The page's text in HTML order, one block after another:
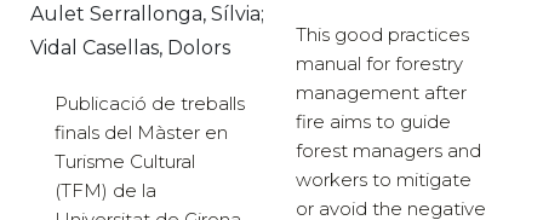
Aulet Serrallonga, Sílvia;
Vidal Casellas, Dolors
Publicació de treballs
finals del Màster en
Turisme Cultural
(TFM) de la
This good practices
manual for forestry
management after
fire aims to guide
forest managers and
workers to mitigate
or avoid the negative